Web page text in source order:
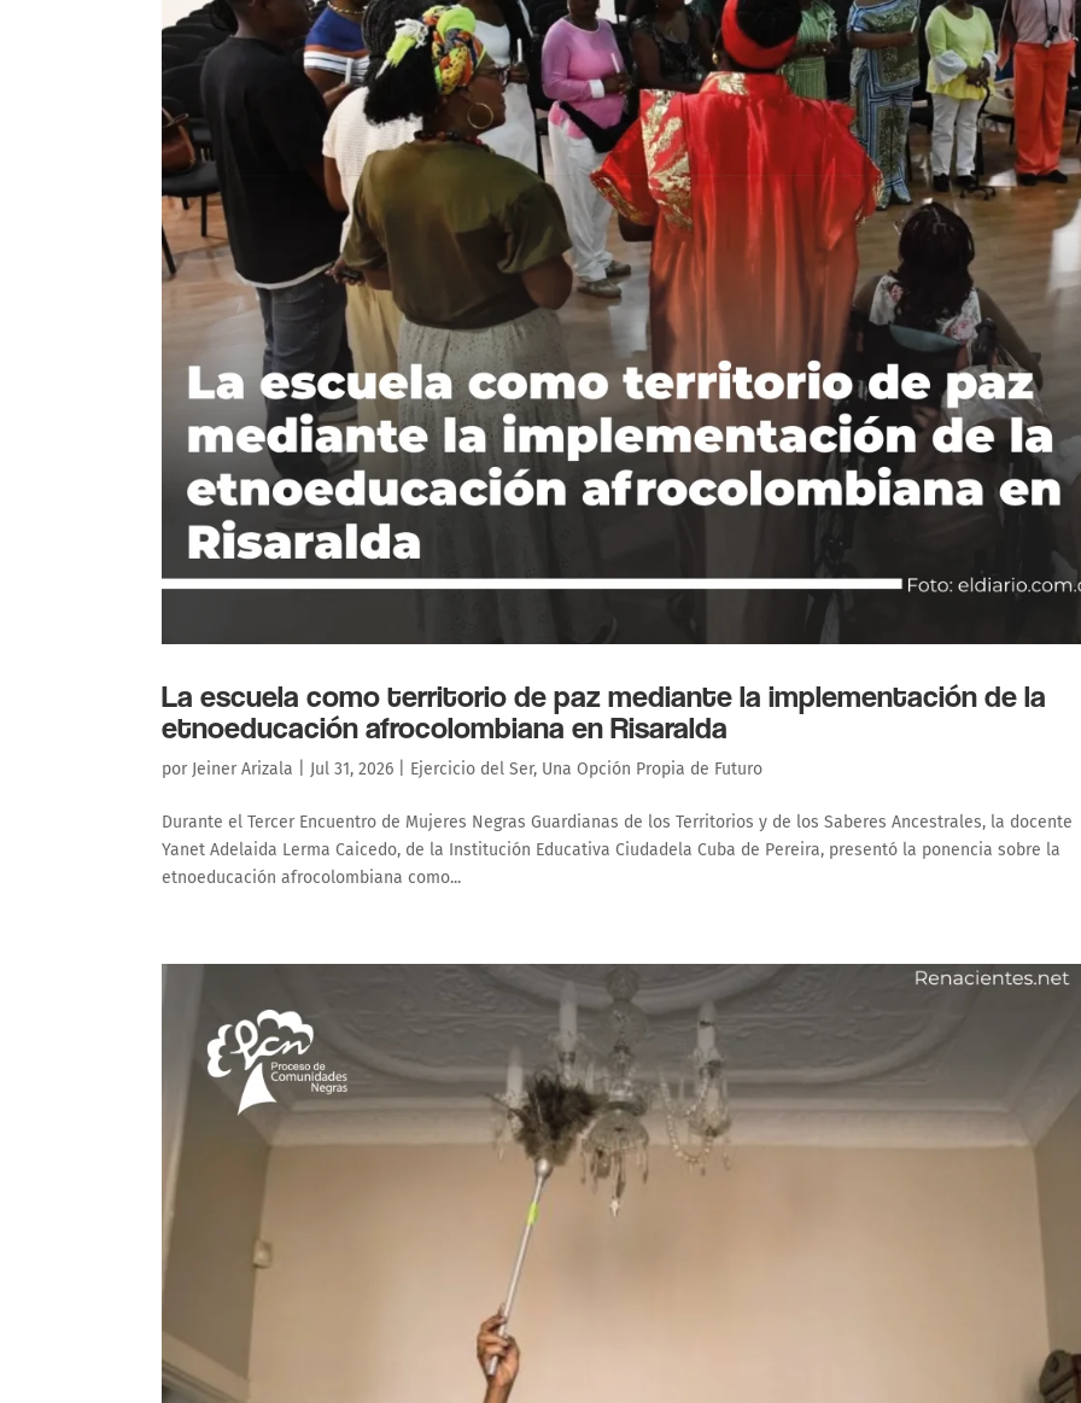
La escuela como territorio de paz mediante la implementación de la
etnoeducación afrocolombiana en Risaralda
por Jeiner Arizala Jul 31, 2026 Ejercicio del Ser, Una Opción Propia de Futuro
Durante el Tercer Encuentro de Mujeres Negras Guardianas de los Territorios y de los Saberes Ancestrales, la docente
Yanet Adelaida Lerma Caicedo, de la Institución Educativa Ciudadela Cuba de Pereira, presentó la ponencia sobre la
etnoeducación afrocolombiana como...